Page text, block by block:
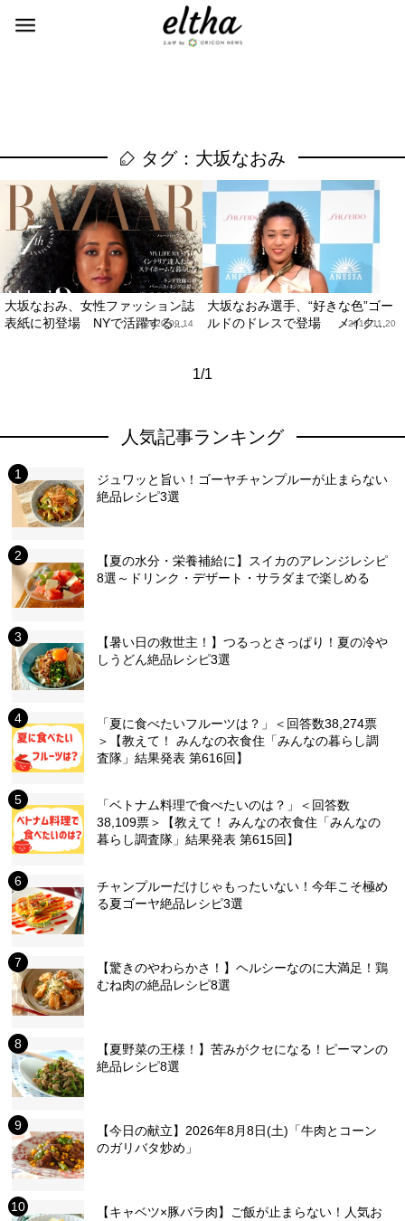
タグ：大坂なおみ
大坂なおみ、女性ファッション誌
表紙に初登場 NYで活躍する...
2020.09.14
大坂なおみ選手、“好きな色”ゴー
ルドのドレスで登場 メイク...
2018.11.20
1/1
人気記事ランキング
ジュワッと旨い！ゴーヤチャンプルーが止まらない
絶品レシピ3選
【夏の水分・栄養補給に】スイカのアレンジレシピ
8選～ドリンク・デザート・サラダまで楽しめる
【暑い日の救世主！】つるっとさっぱり！夏の冷や
しうどん絶品レシピ3選
「夏に食べたいフルーツは？」＜回答数38,274票
＞【教えて！ みんなの衣食住「みんなの暮らし調
査隊」結果発表 第616回】
「ベトナム料理で食べたいのは？」＜回答数
38,109票＞【教えて！ みんなの衣食住「みんなの
暮らし調査隊」結果発表 第615回】
チャンプルーだけじゃもったいない！今年こそ極め
る夏ゴーヤ絶品レシピ3選
【驚きのやわらかさ！】ヘルシーなのに大満足！鶏
むね肉の絶品レシピ8選
【夏野菜の王様！】苦みがクセになる！ピーマンの
絶品レシピ8選
【今日の献立】2026年8月8日(土)「牛肉とコーン
のガリバタ炒め」
【キャベツ×豚バラ肉】ご飯が止まらない！人気お